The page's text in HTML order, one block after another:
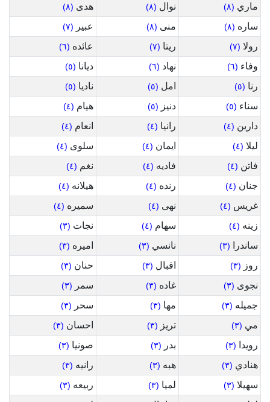
ماري (٨) نوال (٨) هدى (٨)
ساره (٨) منى (٨) عبير (٧)
رولا (٧) ريتا (٧) عائده (٦)
وفاء (٦) نهاد (٦) ديانا (٥)
رنا (٥) امل (٥) ناديا (٥)
سناء (٥) دنيز (٥) هيام (٤)
دارين (٤) رانيا (٤) انعام (٤)
ليلا (٤) ايمان (٤) سلوى (٤)
فاتن (٤) فاديه (٤) نغم (٤)
جنان (٤) رنده (٤) هيلانه (٤)
غريس (٤) نهى (٤) سميره (٤)
زينه (٤) سهام (٤) نجات (٣)
ساندرا (٣) نانسي (٣) اميره (٣)
روز (٣) اقبال (٣) حنان (٣)
نجوى (٣) غاده (٣) سمر (٣)
جميله (٣) مها (٣) سحر (٣)
مي (٣) تريز (٣) احسان (٣)
رويدا (٣) بدر (٣) صونيا (٣)
هنادي (٣) هبه (٣) رانيه (٣)
سهيلا (٣) لميا (٣) ربيعه (٣)